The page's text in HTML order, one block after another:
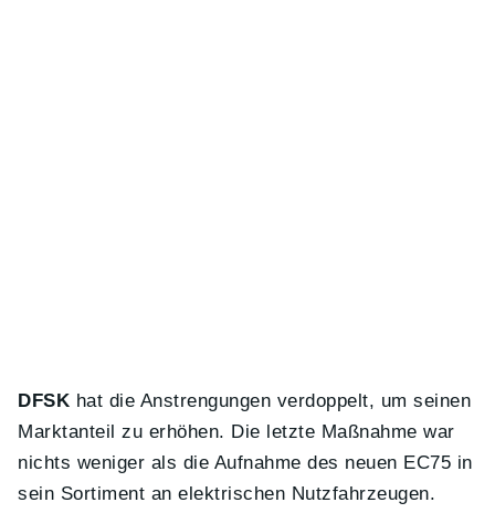
DFSK hat die Anstrengungen verdoppelt, um seinen
Marktanteil zu erhöhen. Die letzte Maßnahme war
nichts weniger als die Aufnahme des neuen EC75 in
sein Sortiment an elektrischen Nutzfahrzeugen.